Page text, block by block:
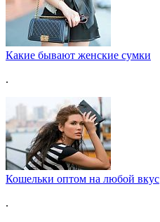
Какие бывают женские сумки
.
Кошельки оптом на любой вкус
.